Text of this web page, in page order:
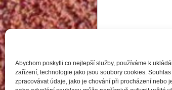
Abychom poskytli co nejlepší služby, používáme k
zařízení, technologie jako jsou soubory cookies.
zpracovávat údaje, jako je chování při procházení nebo